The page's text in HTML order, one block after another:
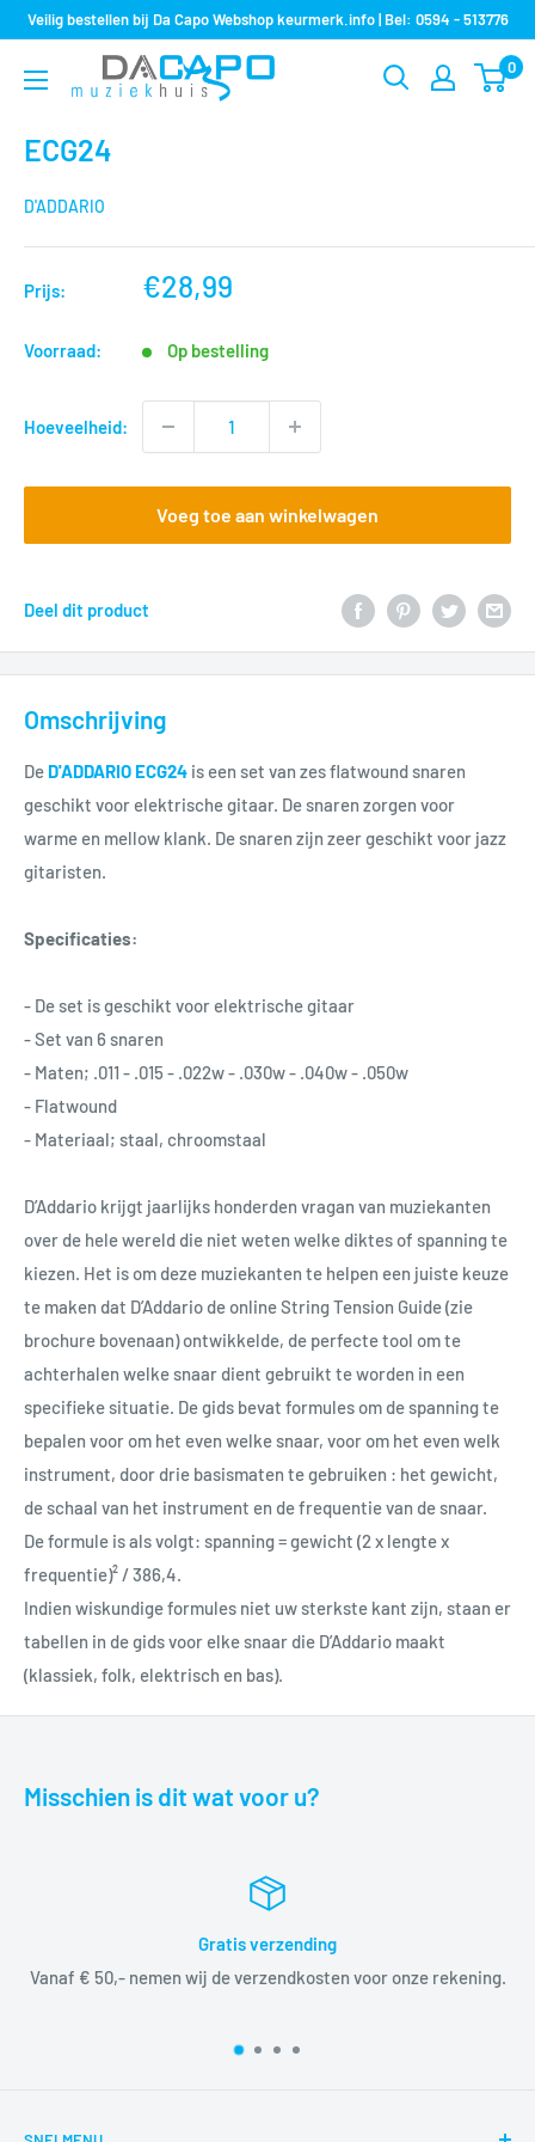
naar
Veilig bestellen bij Da Capo Webshop keurmerk.info | Bel: 0594 - 513776
Muziekhuis
Da
Capo
0
ECG24
D'ADDARIO
Prijs:
nu
€28,99
Voorraad: Op bestelling
Hoeveelheid:
Voeg toe aan winkelwagen
Deel dit product
Omschrijving
De D'ADDARIO ECG24 is een set van zes flatwound snaren
geschikt voor elektrische gitaar. De snaren zorgen voor
warme en mellow klank. De snaren zijn zeer geschikt voor jazz
gitaristen.
Specificaties:
- De set is geschikt voor elektrische gitaar
- Set van 6 snaren
- Maten; .011 - .015 - .022w - .030w - .040w - .050w
- Flatwound
- Materiaal; staal, chroomstaal
D’Addario krijgt jaarlijks honderden vragan van muziekanten
over de hele wereld die niet weten welke diktes of spanning te
kiezen. Het is om deze muziekanten te helpen een juiste keuze
te maken dat D’Addario de online String Tension Guide (zie
brochure bovenaan) ontwikkelde, de perfecte tool om te
achterhalen welke snaar dient gebruikt te worden in een
specifieke situatie. De gids bevat formules om de spanning te
bepalen voor om het even welke snaar, voor om het even welk
instrument, door drie basismaten te gebruiken : het gewicht,
de schaal van het instrument en de frequentie van de snaar.
De formule is als volgt: spanning = gewicht (2 x lengte x
frequentie)² / 386,4.
Indien wiskundige formules niet uw sterkste kant zijn, staan er
tabellen in de gids voor elke snaar die D’Addario maakt
(klassiek, folk, elektrisch en bas).
Misschien is dit wat voor u?
Gratis verzending
Vanaf € 50,- nemen wij de verzendkosten voor onze rekening.